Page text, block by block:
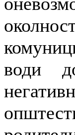
води